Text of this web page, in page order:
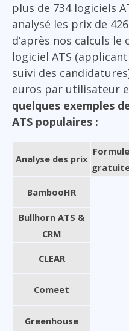
plus de 734 logiciels
analysé les prix de
d’après nos calculs le
logiciel ATS
suivi des
euros par utilisateur
quelques exemples
ATS populaires :
Analyse des prix
Formule
BambooHR
Bullhorn ATS &
CRM
CLEAR
Comeet
Greenhouse